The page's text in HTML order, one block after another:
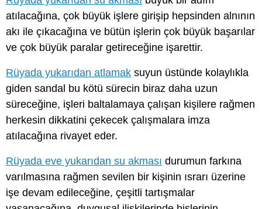
atılacağına, çok büyük işlere girişip hepsinden alnının
akı ile çıkacağına ve bütün işlerin çok büyük başarılar
ve çok büyük paralar getireceğine işarettir.
Rüyada yukarıdan atlamak suyun üstünde kolaylıkla
giden sandal bu kötü sürecin biraz daha uzun
süreceğine, işleri baltalamaya çalışan kişilere rağmen
herkesin dikkatini çekecek çalışmalara imza
atılacağına rivayet eder.
Rüyada eve yukarıdan su akması durumun farkına
varılmasına rağmen sevilen bir kişinin ısrarı üzerine
işe devam edileceğine, çeşitli tartışmalar